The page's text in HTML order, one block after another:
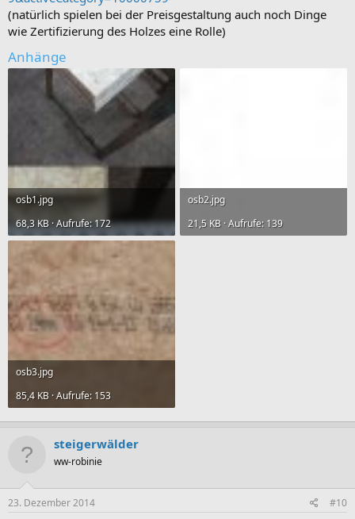
(natürlich spielen bei der Preisgestaltung auch noch Dinge
wie Zertifizierung des Holzes eine Rolle)
Anhänge
osb1.jpg
68,3 KB · Aufrufe: 172
osb2.jpg
21,5 KB · Aufrufe: 139
osb3.jpg
85,4 KB · Aufrufe: 153
steigerwälder
ww-robinie
23. Dezember 2014 #10